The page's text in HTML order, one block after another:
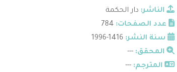
الناشر: دار الحكمة
عدد الصفحات:
سنة النشر:
المحقق: ---
المترجم: ---